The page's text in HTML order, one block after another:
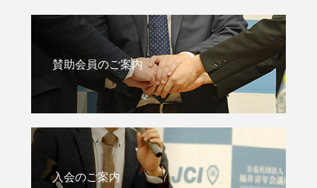
賛助会員のご案内
入会のご案内